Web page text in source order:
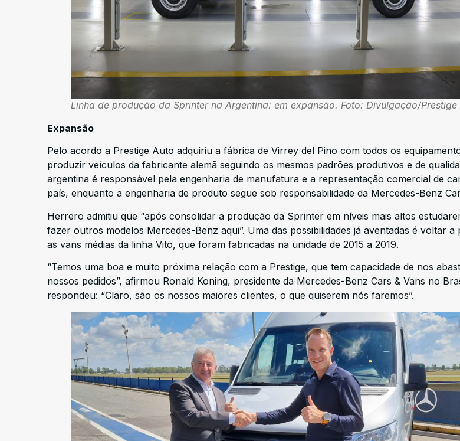
Linha de produção da Sprinter na Argentina: em expansão. Foto: Divulgação/Prestige
Expansão
Pelo acordo a Prestige Auto adquiriu a fábrica de Virrey del Pino com todos os
produzir veículos da fabricante alemã seguindo os mesmos padrões produtivos e de
argentina é responsável pela engenharia de manufatura e a representação comercial de
país, enquanto a engenharia de produto segue sob responsabilidade da Mercedes-Benz
Herrero admitiu que “após consolidar a produção da Sprinter em níveis mais altos
fazer outros modelos Mercedes-Benz aqui”. Uma das possibilidades já aventadas é voltar
as vans médias da linha Vito, que foram fabricadas na unidade de 2015 a 2019.
“Temos uma boa e muito próxima relação com a Prestige, que tem capacidade de nos
nossos pedidos”, afirmou Ronald Koning, presidente da Mercedes-Benz Cars & Vans no
respondeu: “Claro, são os nossos maiores clientes, o que quiserem nós faremos”.